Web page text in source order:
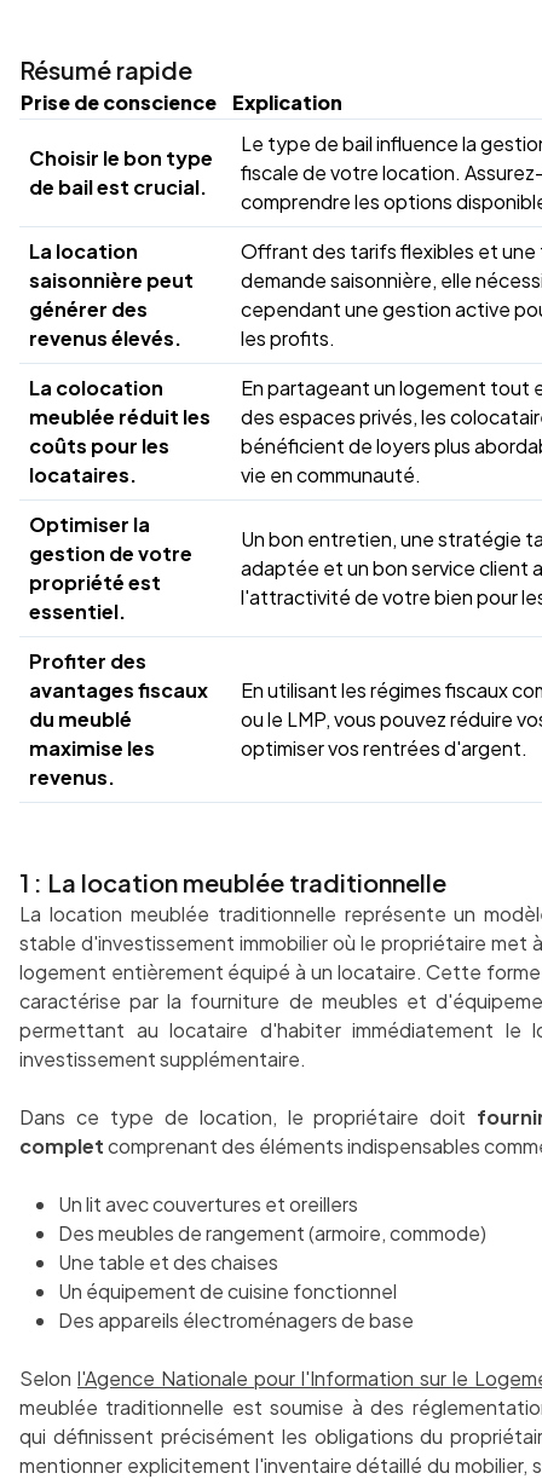
Résumé rapide
Prise de conscience Explication
Choisir le bon type
de bail est crucial.
Le type de bail influence la
fiscale de votre location.
comprendre les options
La location
saisonnière peut
générer des
revenus élevés.
Offrant des tarifs flexibles et
demande saisonnière, elle
cependant une gestion active
les profits.
La colocation
meublée réduit les
coûts pour les
locataires.
En partageant un logement tout
des espaces privés, les
bénéficient de loyers plus
vie en communauté.
Optimiser la
gestion de votre
propriété est
essentiel.
Un bon entretien, une stratégie
adaptée et un bon service client
l'attractivité de votre bien pour
Profiter des
avantages fiscaux
du meublé
maximise les
revenus.
En utilisant les régimes fiscaux
ou le LMP, vous pouvez réduire
optimiser vos rentrées d'argent.
1 : La location meublée traditionnelle
La location meublée traditionnelle représente un
stable d'investissement immobilier où le propriétaire met
logement entièrement équipé à un locataire. Cette
caractérise par la fourniture de meubles et
permettant au locataire d'habiter immédiatement le
investissement supplémentaire.
Dans ce type de location, le propriétaire doit
completcomprenant des éléments indispensables
Un lit avec couvertures et oreillers
Des meubles de rangement (armoire, commode)
Une table et des chaises
Un équipement de cuisine fonctionnel
Des appareils électroménagers de base
Selon l'Agence Nationale pour l'Information sur le
meublée traditionnelle est soumise à des
qui définissent précisément les obligations du
mentionner explicitement l'inventaire détaillé du mobilier,